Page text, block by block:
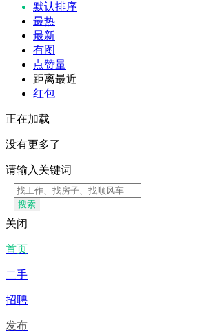
默认排序
最热
最新
有图
点赞量
距离最近
红包
正在加载
没有更多了
请输入关键词
搜索
关闭
首页
二手
招聘
发布